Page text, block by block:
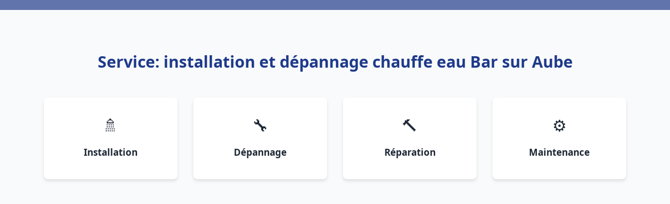
Service: installation et dépannage chauffe eau Bar sur Aube
🚿
Installation
🔧
Dépannage
🔨
Réparation
⚙️
Maintenance